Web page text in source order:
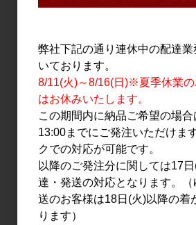
リキュール
池亀 生ゆずサワーベー
ス 1.8L
3,400円
スピリ
GIN
500ml
8,000円
弊社下記の通り連休中の配達
いております。
8/11(火)～8/16(日)※夏季休業
はお休みいたします。
この期間内に納品ご希望の場
13:00までにご発注いただけま
クでの対応が可能です。
以降のご発注分に関しては17
達・発送の対応となります。
送のお客様は18日(火)以降の着
ります）